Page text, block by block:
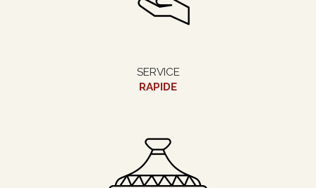
SERVICE
RAPIDE